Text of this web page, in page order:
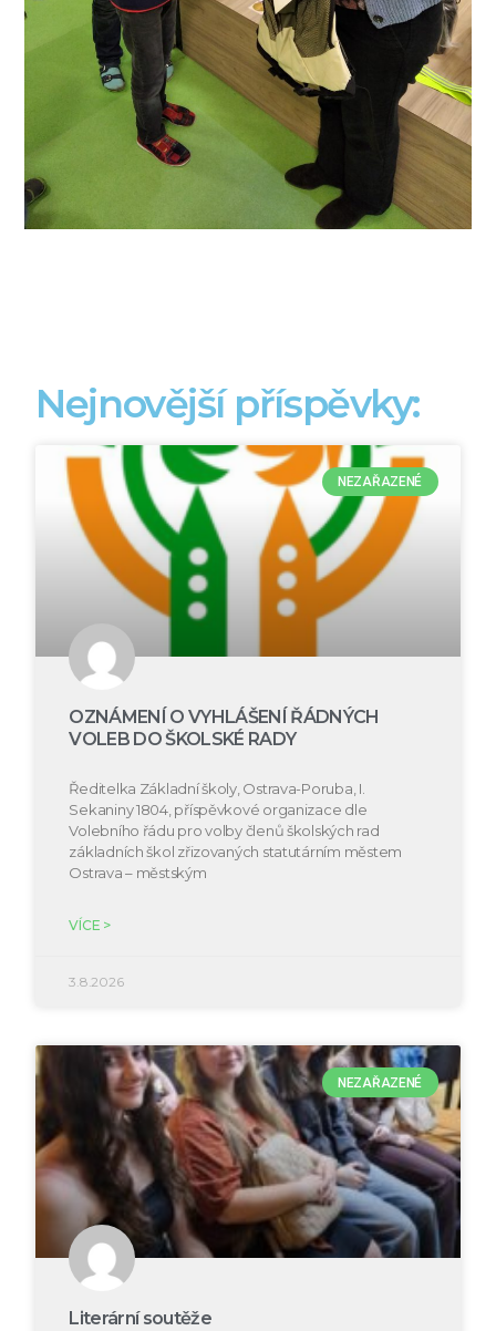
Nejnovější příspěvky:
NEZAŘAZENÉ
OZNÁMENÍ O VYHLÁŠENÍ ŘÁDNÝCH
VOLEB DO ŠKOLSKÉ RADY
Ředitelka Základní školy, Ostrava-Poruba, I.
Sekaniny 1804, příspěvkové organizace dle
Volebního řádu pro volby členů školských rad
základních škol zřizovaných statutárním městem
Ostrava – městským
VÍCE >
3.8.2026
NEZAŘAZENÉ
Literární soutěže